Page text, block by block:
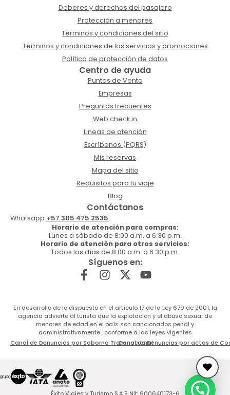
Deberes y derechos del pasajero
Protección a menores
Términos y condiciones del sitio
Términos y condiciones de los servicios y promociones
Política de protección de datos
Centro de ayuda
Puntos de Venta
Empresas
Preguntas frecuentes
Web check in
Lineas de atención
Escríbenos (PQRS)
Mis reservas
Mapa del sitio
Requisitos para tu viaje
Blog
Contáctanos
Whatsapp:+57 305 475 2535
Horario de atención para compras:
Lunes a sábado de 8:00 a.m. a 6:30 p.m.
Horario de atención para otros servicios:
Todos los días de 8:00 a.m. a 6:30 p.m.
Síguenos en:
En desarrollo de lo dispuesto en el artículo 17 de la Ley 679 de 2001, la
agencia advierte al turista que la explotación y el abuso sexual de
menores de edad en el país son sancionados penal y
administrativamente , conforme a las leyes vigentes
Canal de Denuncias por Soborno TransnacionalCanal de Denuncias por actos de
Éxito Viajes y Turismo S.A.S Nit: 900640173-6